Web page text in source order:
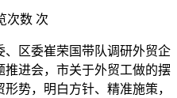
次数 次
区委崔荣国带队调研外贸企
进会，市关于外贸工做的摆
势，明白方针、精准施策，